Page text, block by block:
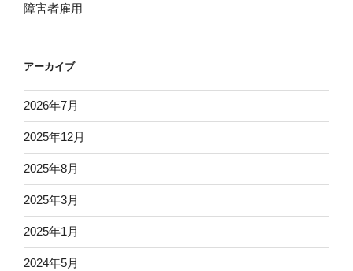
障害者雇用
アーカイブ
2026年7月
2025年12月
2025年8月
2025年3月
2025年1月
2024年5月